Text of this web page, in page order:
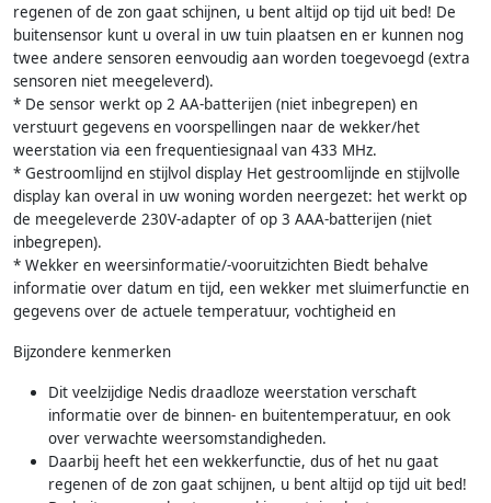
regenen of de zon gaat schijnen, u bent altijd op tijd uit bed! De
buitensensor kunt u overal in uw tuin plaatsen en er kunnen nog
twee andere sensoren eenvoudig aan worden toegevoegd (extra
sensoren niet meegeleverd).
* De sensor werkt op 2 AA-batterijen (niet inbegrepen) en
verstuurt gegevens en voorspellingen naar de wekker/het
weerstation via een frequentiesignaal van 433 MHz.
* Gestroomlijnd en stijlvol display Het gestroomlijnde en stijlvolle
display kan overal in uw woning worden neergezet: het werkt op
de meegeleverde 230V-adapter of op 3 AAA-batterijen (niet
inbegrepen).
* Wekker en weersinformatie/-vooruitzichten Biedt behalve
informatie over datum en tijd, een wekker met sluimerfunctie en
gegevens over de actuele temperatuur, vochtigheid en
Bijzondere kenmerken
Dit veelzijdige Nedis draadloze weerstation verschaft
informatie over de binnen- en buitentemperatuur, en ook
over verwachte weersomstandigheden.
Daarbij heeft het een wekkerfunctie, dus of het nu gaat
regenen of de zon gaat schijnen, u bent altijd op tijd uit bed!